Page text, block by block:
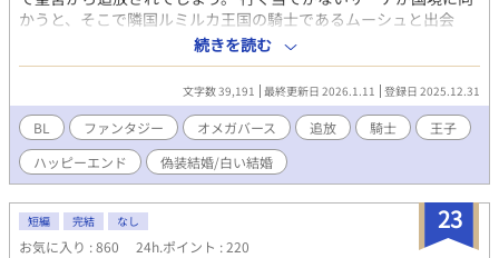
かうと、そこで隣国ルミルカ王国の騎士であるムーシュと出会
う。ムーシュから諸事情により偽装結婚を提案されて、サーナは
期限付きの偽装結婚ならばよいと承諾し、一時的に保護してもら
うことに。 異国暮らしに慣れていく中で、やがてムーシュから溺
愛されるようになり……？
続きを読む
文字数 39,191 最終更新日 2026.1.11 登録日 2025.12.31
BL ファンタジー オメガバース 追放 騎士
王子
ハッピーエンド
偽装結婚/白い結婚
23
短編 完結 なし
お気に入り : 860 24h.ポイント : 220